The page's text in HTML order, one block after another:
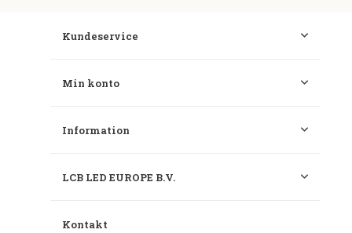
Kundeservice
Min konto
Information
LCB LED EUROPE B.V.
Kontakt